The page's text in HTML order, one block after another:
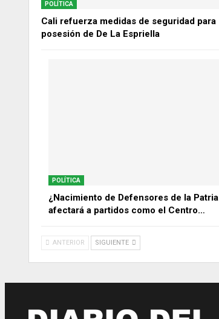
POLÍTICA
Cali refuerza medidas de seguridad para
posesión de De La Espriella
POLÍTICA
¿Nacimiento de Defensores de la Patria
afectará a partidos como el Centro…
ANTERIOR SIGUIENTE